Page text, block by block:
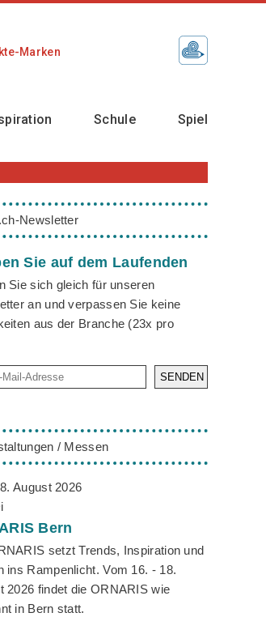
Marken
Schule Spiel
Newsletter
Sie auf dem Laufenden
Sie sich gleich für unseren
an und verpassen Sie keine
aus der Branche (23x pro
SENDEN
/ Messen
August 2026
Bern
setzt Trends, Inspiration und
ins Rampenlicht. Vom 16. - 18.
2026 findet die ORNARIS wie
in Bern statt.